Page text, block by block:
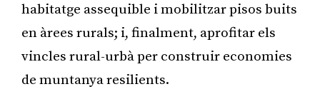
habitatge assequible i mobilitzar pisos buits
en àrees rurals; i, finalment, aprofitar els
vincles rural-urbà per construir economies
de muntanya resilients.